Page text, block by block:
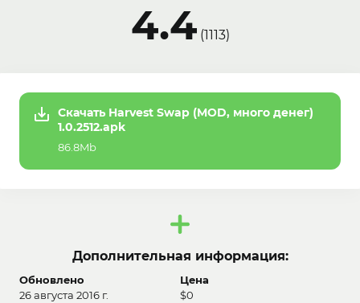
4.4(1113)
Скачать Harvest Swap (MOD, много денег)
1.0.2512.apk
86.8Mb
Дополнительная информация:
Обновлено
26 августа 2016 г.
Цена
$0